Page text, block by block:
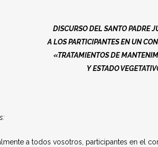
DISCURSO DEL SANTO PADRE
A LOS PARTICIPANTES EN UN
«TRATAMIENTOS DE
Y ESTADO
a todos vosotros, participantes en el